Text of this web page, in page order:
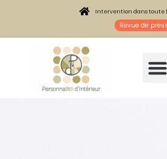
Intervention dans toute
Revue de